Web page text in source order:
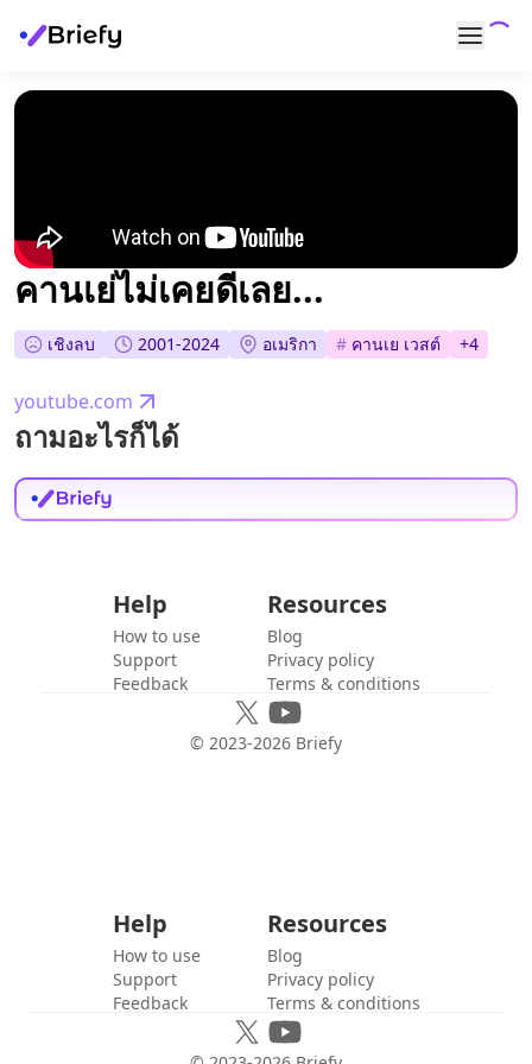
คานเย่ไม่เคยดีเลย...
เชิงลบ 2001-2024 อเมริกา # คานเย เวสต์ +4
youtube.com
ถามอะไรก็ได้
Help
How to use
Support
Feedback
Resources
Blog
Privacy policy
Terms & conditions
© 2023-2026 Briefy
Help
How to use
Support
Feedback
Resources
Blog
Privacy policy
Terms & conditions